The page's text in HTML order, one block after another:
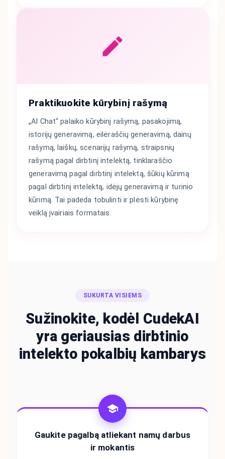
Praktikuokite kūrybinį rašymą
„AI Chat“ palaiko kūrybinį rašymą, pasakojimą,
istorijų generavimą, eilėraščių generavimą, dainų
rašymą, laiškų, scenarijų rašymą, straipsnių
rašymą pagal dirbtinį intelektą, tinklaraščio
generavimą pagal dirbtinį intelektą, šūkių kūrimą
pagal dirbtinį intelektą, idėjų generavimą ir turinio
kūrimą. Tai padeda tobulinti ir plėsti kūrybinę
veiklą įvairiais formatais.
SUKURTA VISIEMS
Sužinokite, kodėl CudekAI
yra geriausias dirbtinio
intelekto pokalbių kambarys
Gaukite pagalbą atliekant namų darbus
ir mokantis